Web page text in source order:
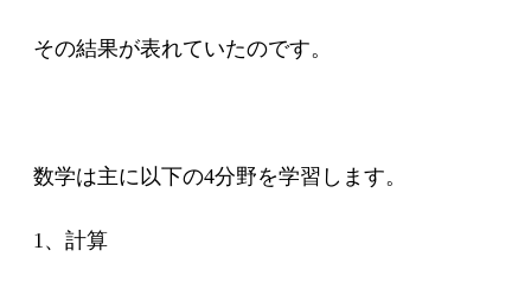
その結果が表れていたのです。
数学は主に以下の4分野を学習します。
1、計算